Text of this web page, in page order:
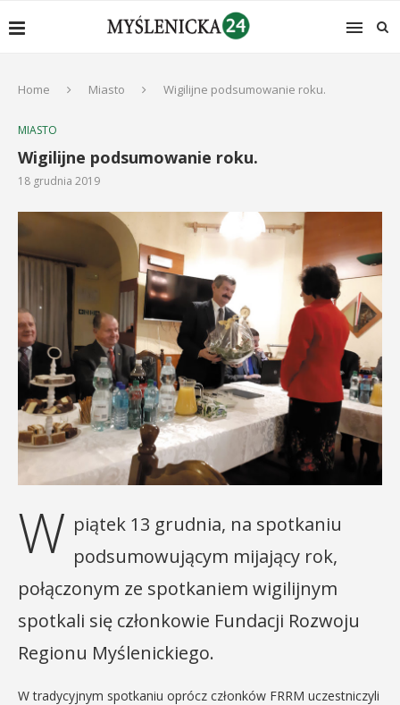
Home Miasto Wigilijne podsumowanie roku.
MIASTO
Wigilijne podsumowanie roku.
18 grudnia 2019
W piątek 13 grudnia, na spotkaniu
podsumowującym mijający rok,
połączonym ze spotkaniem wigilijnym
spotkali się członkowie Fundacji Rozwoju
Regionu Myślenickiego.
W tradycyjnym spotkaniu oprócz członków FRRM uczestniczyli